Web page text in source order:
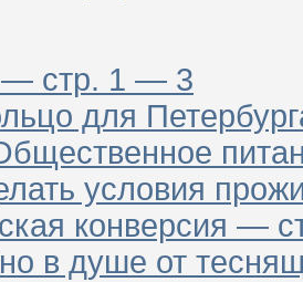
— стр. 1 — 3
для
условия
конверсия —
в душе от